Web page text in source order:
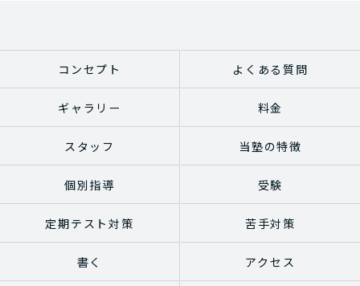
コンセプト よくある質問
ギャラリー 料金
スタッフ 当塾の特徴
個別指導 受験
定期テスト対策 苦手対策
書く アクセス